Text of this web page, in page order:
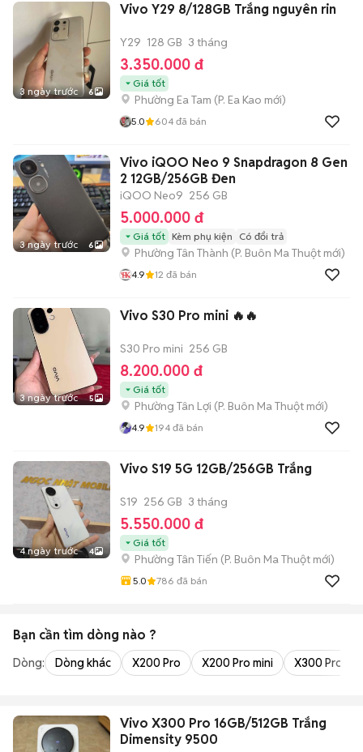
3 ngày trước 6
Vivo Y29 8/128GB Trắng nguyên rin
Y29 128 GB 3 tháng
3.350.000 đ
Giá tốt
Phường Ea Tam (P. Ea Kao mới)
5.0 604 đã bán
3 ngày trước 6
Vivo iQOO Neo 9 Snapdragon 8 Gen
2 12GB/256GB Đen
iQOO Neo9 256 GB
5.000.000 đ
Giá tốt Kèm phụ kiện Có đổi trả
Phường Tân Thành (P. Buôn Ma Thuột mới)
4.9 12 đã bán
3 ngày trước 5
Vivo S30 Pro mini 🔥🔥
S30 Pro mini 256 GB
8.200.000 đ
Giá tốt
Phường Tân Lợi (P. Buôn Ma Thuột mới)
4.9 194 đã bán
4 ngày trước 4
Vivo S19 5G 12GB/256GB Trắng
S19 256 GB 3 tháng
5.550.000 đ
Giá tốt
Phường Tân Tiến (P. Buôn Ma Thuột mới)
5.0 786 đã bán
Bạn cần tìm dòng nào ?
Dòng: Dòng khác X200 Pro X200 Pro mini X300 Pro
Vivo X300 Pro 16GB/512GB Trắng
Dimensity 9500